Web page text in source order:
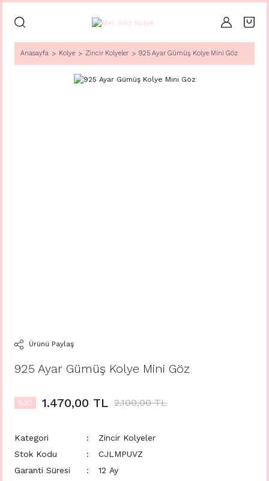
Anasayfa Kolye Zincir Kolyeler 925 Ayar Gümüş Kolye Mini Göz
Ürünü Paylaş
925 Ayar Gümüş Kolye Mini Göz
%30 1.470,00 TL 2.100,00 TL
Kategori
Zincir Kolyeler
Stok Kodu
CJLMPUVZ
Garanti Süresi
12 Ay